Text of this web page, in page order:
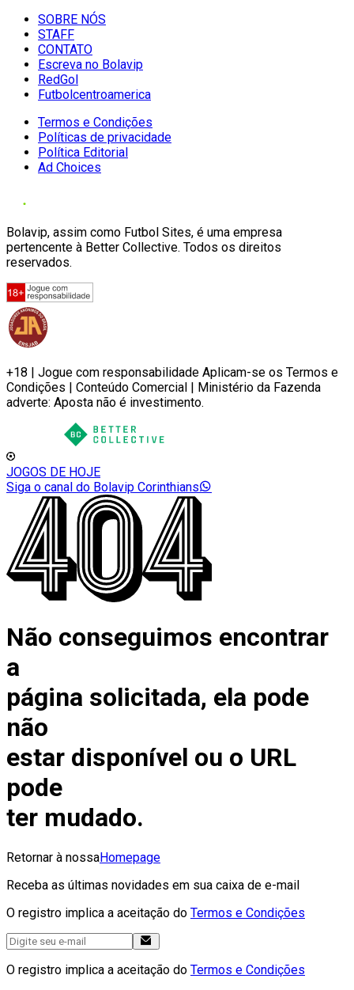
SOBRE NÓS
STAFF
CONTATO
Escreva no Bolavip
RedGol
Futbolcentroamerica
Termos e Condições
Políticas de privacidade
Política Editorial
Ad Choices
Bolavip, assim como Futbol Sites, é uma empresa
pertencente à Better Collective. Todos os direitos
reservados.
+18 | Jogue com responsabilidade Aplicam-se os Termos e
Condições | Conteúdo Comercial | Ministério da Fazenda
adverte: Aposta não é investimento.
JOGOS DE HOJE
Siga o canal do Bolavip Corinthians
Não conseguimos encontrar
a
página solicitada, ela pode
não
estar disponível ou o URL
pode
ter mudado.
Retornar à nossaHomepage
Receba as últimas novidades em sua caixa de e-mail
O registro implica a aceitação do Termos e Condições
O registro implica a aceitação do Termos e Condições